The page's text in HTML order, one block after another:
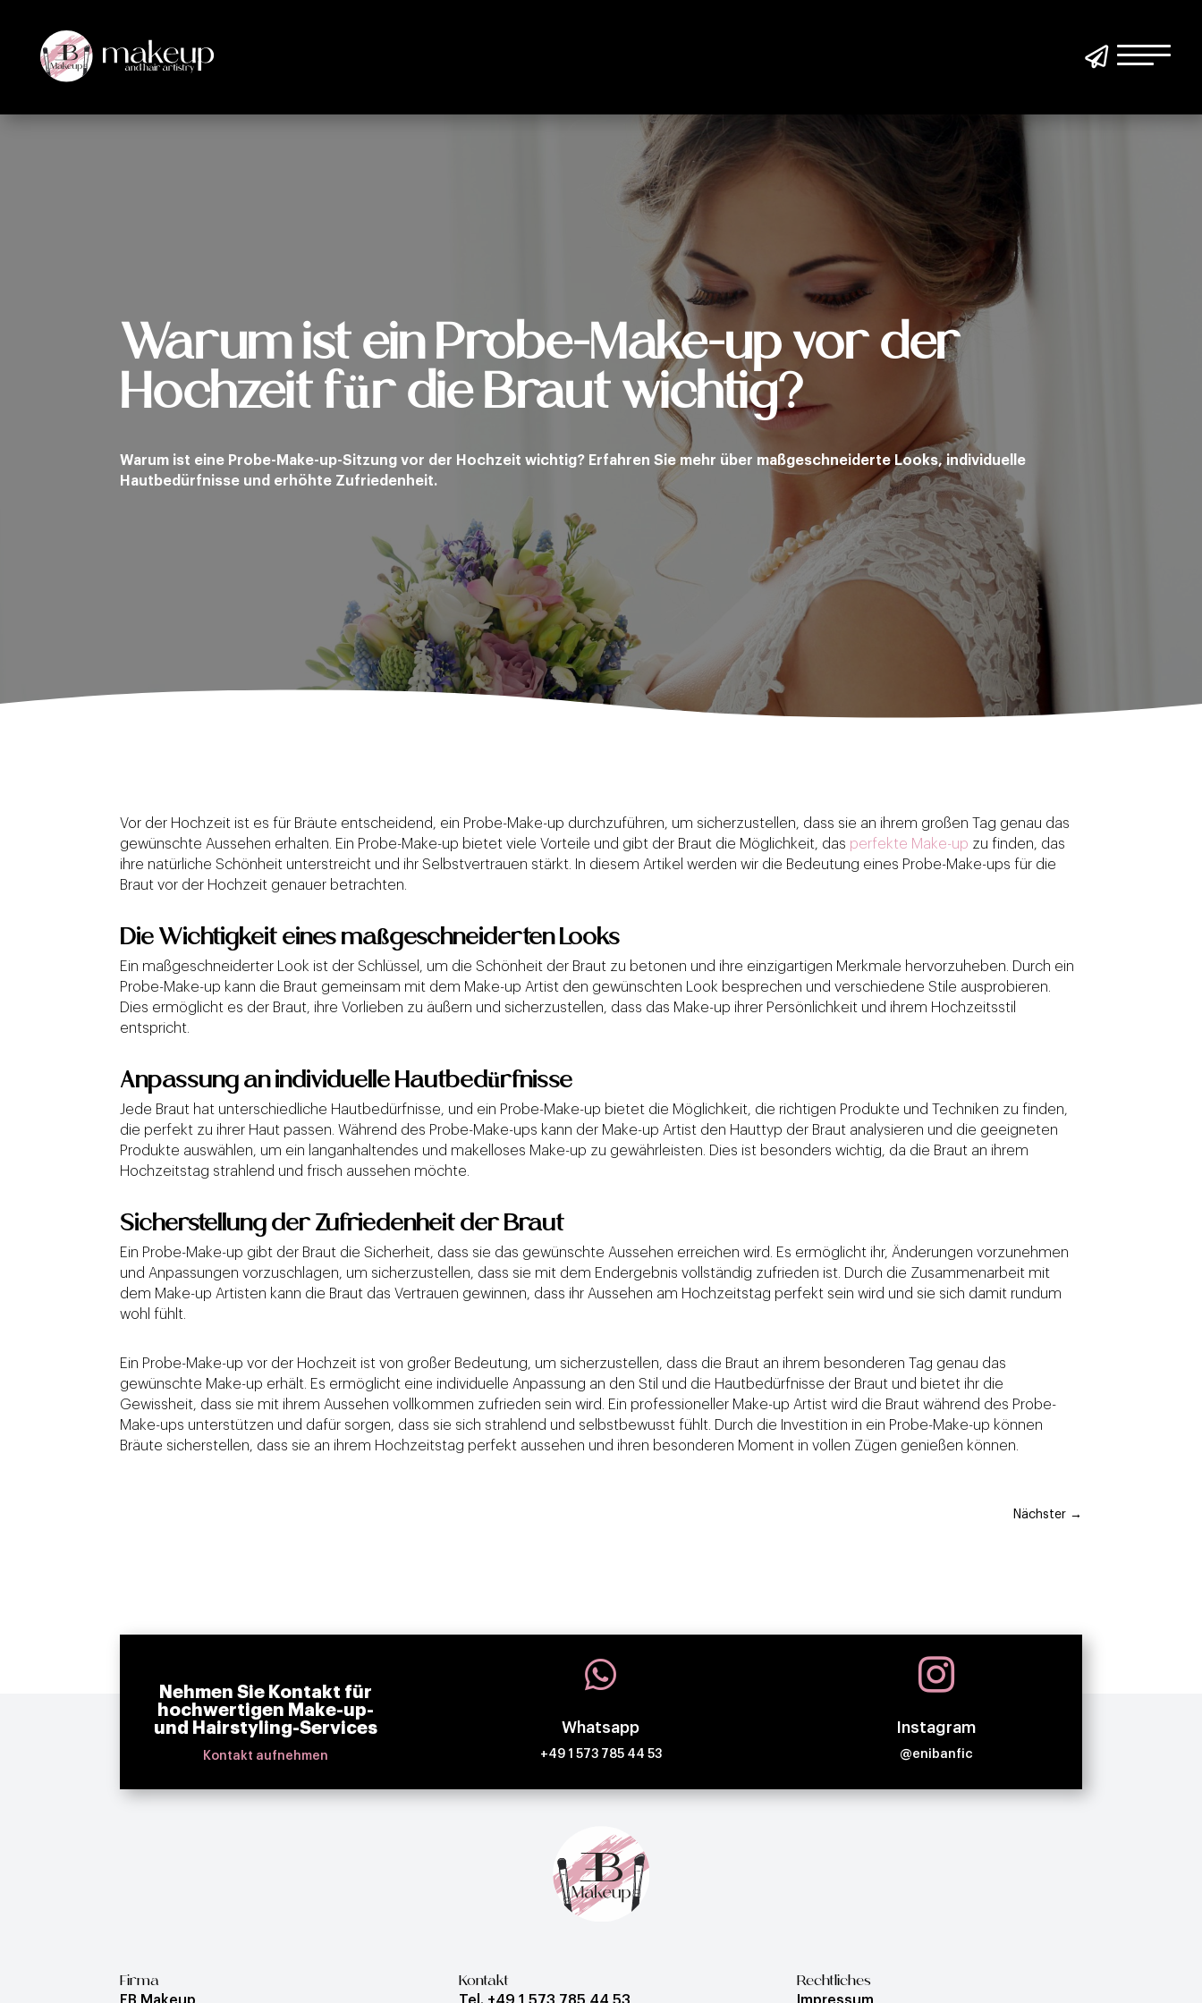

Warum ist ein Probe-Make-up vor der
Hochzeit für die Braut wichtig?
Warum ist eine Probe-Make-up-Sitzung vor der Hochzeit wichtig? Erfahren Sie mehr über maßgeschneiderte Looks, individuelle
Hautbedürfnisse und erhöhte Zufriedenheit.
Vor der Hochzeit ist es für Bräute entscheidend, ein Probe-Make-up durchzuführen, um sicherzustellen, dass sie an ihrem großen Tag genau das
gewünschte Aussehen erhalten. Ein Probe-Make-up bietet viele Vorteile und gibt der Braut die Möglichkeit, das perfekte Make-up zu finden, das
ihre natürliche Schönheit unterstreicht und ihr Selbstvertrauen stärkt. In diesem Artikel werden wir die Bedeutung eines Probe-Make-ups für die
Braut vor der Hochzeit genauer betrachten.
Die Wichtigkeit eines maßgeschneiderten Looks
Ein maßgeschneiderter Look ist der Schlüssel, um die Schönheit der Braut zu betonen und ihre einzigartigen Merkmale hervorzuheben. Durch ein
Probe-Make-up kann die Braut gemeinsam mit dem Make-up Artist den gewünschten Look besprechen und verschiedene Stile ausprobieren.
Dies ermöglicht es der Braut, ihre Vorlieben zu äußern und sicherzustellen, dass das Make-up ihrer Persönlichkeit und ihrem Hochzeitsstil
entspricht.
Anpassung an individuelle Hautbedürfnisse
Jede Braut hat unterschiedliche Hautbedürfnisse, und ein Probe-Make-up bietet die Möglichkeit, die richtigen Produkte und Techniken zu finden,
die perfekt zu ihrer Haut passen. Während des Probe-Make-ups kann der Make-up Artist den Hauttyp der Braut analysieren und die geeigneten
Produkte auswählen, um ein langanhaltendes und makelloses Make-up zu gewährleisten. Dies ist besonders wichtig, da die Braut an ihrem
Hochzeitstag strahlend und frisch aussehen möchte.
Sicherstellung der Zufriedenheit der Braut
Ein Probe-Make-up gibt der Braut die Sicherheit, dass sie das gewünschte Aussehen erreichen wird. Es ermöglicht ihr, Änderungen vorzunehmen
und Anpassungen vorzuschlagen, um sicherzustellen, dass sie mit dem Endergebnis vollständig zufrieden ist. Durch die Zusammenarbeit mit
dem Make-up Artisten kann die Braut das Vertrauen gewinnen, dass ihr Aussehen am Hochzeitstag perfekt sein wird und sie sich damit rundum
wohl fühlt.
Ein Probe-Make-up vor der Hochzeit ist von großer Bedeutung, um sicherzustellen, dass die Braut an ihrem besonderen Tag genau das
gewünschte Make-up erhält. Es ermöglicht eine individuelle Anpassung an den Stil und die Hautbedürfnisse der Braut und bietet ihr die
Gewissheit, dass sie mit ihrem Aussehen vollkommen zufrieden sein wird. Ein professioneller Make-up Artist wird die Braut während des Probe-
Make-ups unterstützen und dafür sorgen, dass sie sich strahlend und selbstbewusst fühlt. Durch die Investition in ein Probe-Make-up können
Bräute sicherstellen, dass sie an ihrem Hochzeitstag perfekt aussehen und ihren besonderen Moment in vollen Zügen genießen können.
Nächster→
Nehmen Sie Kontakt für
hochwertigen Make-up-
und Hairstyling-Services
Kontakt aufnehmen

Whatsapp
+49 1 573 785 44 53

Instagram
@enibanfic
Firma Kontakt Rechtliches